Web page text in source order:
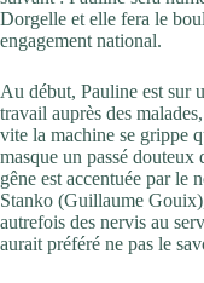
Dorgelle et elle fera le
engagement national.
Au début, Pauline est sur
travail auprès des
vite la machine se grippe
masque un passé douteux
gêne est accentuée par le
Stanko (Guillaume
autrefois des nervis au
aurait préféré ne pas le